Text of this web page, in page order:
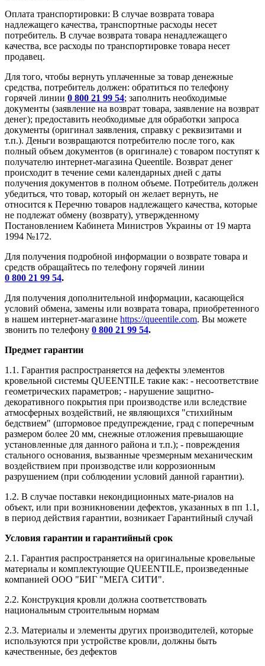
Оплата транспортировки: В случае возврата товара
надлежащего качества, транспортные расходы несет
потребитель. В случае возврата товара ненадлежащего
качества, все расходы по транспортировке товара несет
продавец.
Для того, чтобы вернуть уплаченные за товар денежные
средства, потребитель должен: обратиться по телефону
горячей линии 0 800 21 99 54; заполнить необходимые
документы (заявление на возврат товара, заявление на возврат
денег); предоставить необходимые для обработки запроса
документы (оригинал заявления, справку с реквизитами и
т.п.). Деньги возвращаются потребителю после того, как
полный объем документов (в оригинале) с товаром поступят к
получателю интернет-магазина Queentile. Возврат денег
происходит в течение семи календарных дней с даты
получения документов в полном объеме. Потребитель должен
убедиться, что товар, который он желает вернуть, не
относится к Перечню товаров надлежащего качества, которые
не подлежат обмену (возврату), утвержденному
Постановлением Кабинета Министров Украины от 19 марта
1994 №172.
Для получения подробной информации о возврате товара и
средств обращайтесь по телефону горячей линии
0 800 21 99 54.
Для получения дополнительной информации, касающейся
условий обмена, замены или возврата товара, приобретенного
в нашем интернет-магазине https://queentile.com. Вы можете
звонить по телефону 0 800 21 99 54.
Предмет гарантии
1.1. Гарантия распространяется на дефекты элементов
кровельной системы QUEENTILE такие как: - несоответствие
геометрических параметров; - нарушение защитно-
декоративного покрытия при производстве или вследствие
атмосферных воздействий, не являющихся "стихийным
бедствием" (штормовое предупреждение, град с поперечным
размером более 20 мм, снежные отложения превышающие
установленные для данного района и т.п.); - повреждения
стального основания, вызванные чрезмерным механическим
воздействием при производстве или коррозионным
разрушением (при соблюдении условий данной гарантии).
1.2. В случае поставки некондиционных мате-риалов на
объект, или при возникновении дефектов, указанных в пп 1.1,
в период действия гарантии, возникает Гарантийный случай
Условия гарантии и гарантийный срок
2.1. Гарантия распространяется на оригинальные кровельные
материалы и комплектующие QUEENTILE, произведенные
компанией ООО "БИГ "МЕГА СИТИ".
2.2. Конструкция кровли должна соответствовать
национальным строительным нормам
2.3. Материалы и элементы других производителей, которые
используются при устройстве кровли, должны быть
качественные, без дефектов